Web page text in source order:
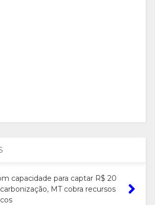
capacidade para captar R$ 20
MT cobra recursos